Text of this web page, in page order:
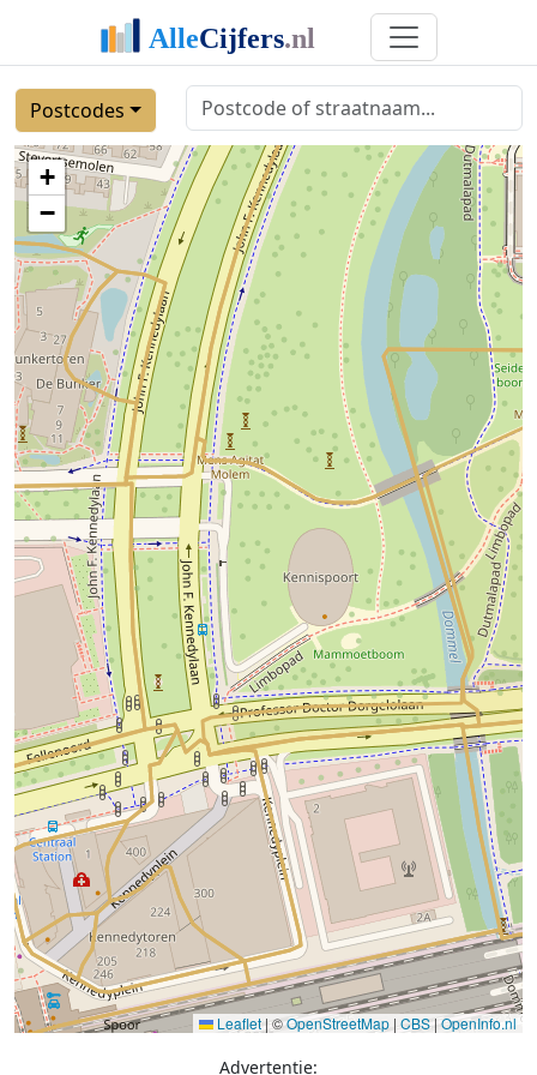
Postcodes
+
−
Leaflet |©OpenStreetMap |CBS |OpenInfo.nl
Advertentie: